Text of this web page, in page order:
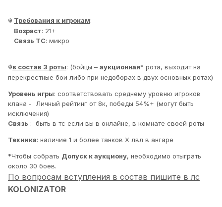
☬ Требования к игрокам:
Возраст: 21+
Связь ТС: микро
☬в состав 3 роты: (бойцы – аукционная* рота, выходит на
перекрестные бои либо при недоборах в двух основных ротах)
Уровень игры: соответствовать среднему уровню игроков
клана - Личный рейтинг от 8к, победы 54%+ (могут быть
исключения)
Связь : быть в тс если вы в онлайне, в комнате своей роты
Техника: наличие 1 и более танков Х лвл в ангаре
*Чтобы собрать Допуск к аукциону, необходимо отыграть
около 30 боев.
По вопросам вступления в состав пишите в лс
KOLONlZATOR